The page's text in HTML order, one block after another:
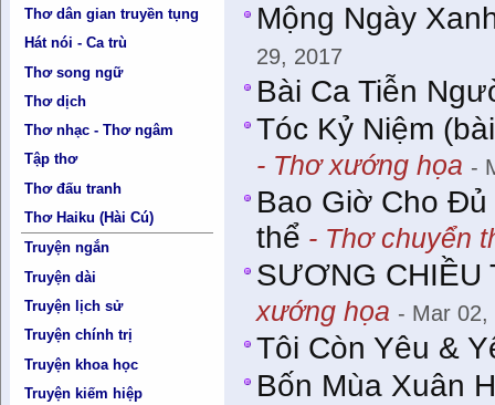
Thơ dân gian truyền tụng
Hát nói - Ca trù
Thơ song ngữ
Thơ dịch
Thơ nhạc - Thơ ngâm
Tập thơ
Thơ đấu tranh
Thơ Haiku (Hài Cú)
Truyện ngắn
Truyện dài
Truyện lịch sử
Truyện chính trị
Truyện khoa học
Truyện kiếm hiệp
Mộng Ngày
29, 2017
Bài Ca Tiễn
Tóc Kỷ Niệm
- Thơ xướng họa -
Bao Giờ Cho
thể - Thơ chuyển
SƯƠNG CHIỀU
xướng họa - Mar 02,
Tôi Còn Yêu &
Bốn Mùa Xuân